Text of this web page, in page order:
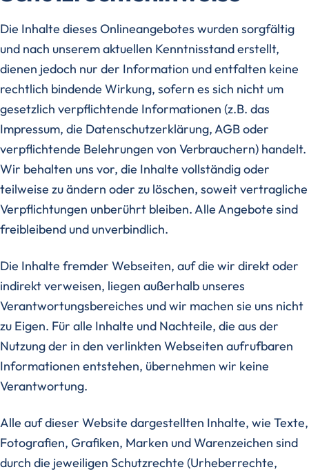
Die Inhalte dieses Onlineangebotes wurden sorgfältig
und nach unserem aktuellen Kenntnisstand erstellt,
dienen jedoch nur der Information und entfalten keine
rechtlich bindende Wirkung, sofern es sich nicht um
gesetzlich verpflichtende Informationen (z.B. das
Impressum, die Datenschutzerklärung, AGB oder
verpflichtende Belehrungen von Verbrauchern) handelt.
Wir behalten uns vor, die Inhalte vollständig oder
teilweise zu ändern oder zu löschen, soweit vertragliche
Verpflichtungen unberührt bleiben. Alle Angebote sind
freibleibend und unverbindlich.
Die Inhalte fremder Webseiten, auf die wir direkt oder
indirekt verweisen, liegen außerhalb unseres
Verantwortungsbereiches und wir machen sie uns nicht
zu Eigen. Für alle Inhalte und Nachteile, die aus der
Nutzung der in den verlinkten Webseiten aufrufbaren
Informationen entstehen, übernehmen wir keine
Verantwortung.
Alle auf dieser Website dargestellten Inhalte, wie Texte,
Fotografien, Grafiken, Marken und Warenzeichen sind
durch die jeweiligen Schutzrechte (Urheberrechte,